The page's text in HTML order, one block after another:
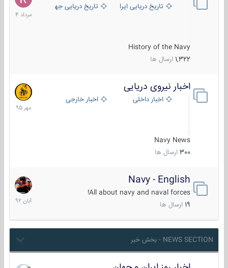
تاریخ دریایی ایران تاریخ دریایی جهان
History of the Navy
1,322 ارسال ها
مرداد
1404
اخبار نیروی دریایی
اخبار داخلی اخبار خارجی
Navy News
300 ارسال ها
27
مهر
1395
Navy - English
All about navy and naval forces!
ارسال ها
22
آبان
1392
NEWS SECTION - بخش خبر